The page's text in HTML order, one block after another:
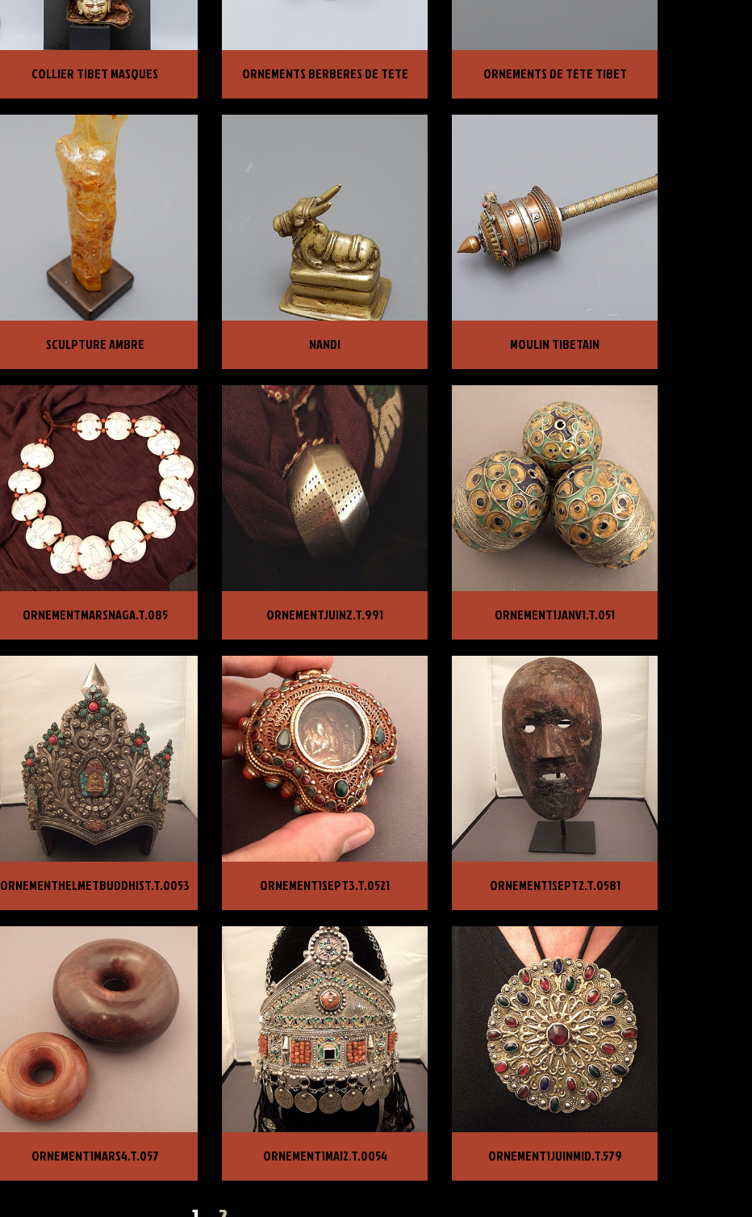
COLLIER TIBET MASQUES
PRIX :4 150,00 €
COLLIER TIBET MASQUES ORNEMENTS BERBERES DE TETE
PRIX :700,00 €
ORNEMENTS BERBERES DE TETE ORNEMENTS DE TETE TIBET
PRIX :3 950,00 €
ORNEMENTS DE TETE TIBET
SCULPTURE AMBRE
PRIX :1 520,00 €
SCULPTURE AMBRE
PRIX :415,00 €
NANDI MOULIN TIBETAIN
PRIX :450,00 €
MOULIN TIBETAIN
ORNEMENTMARSNAGA.T.085
PRIX :580,00 €
ORNEMENTMARSNAGA.T.085 ORNEMENTJUINZ.T.991
PRIX :199,00 €
ORNEMENTJUINZ.T.991 ORNEMENT1JANV1.T.051
PRIX :150,00 €
ORNEMENT1JANV1.T.051
ORNEMENTHELMETBUDDHIST.T.0053
PRIX :4 950,00 €
ORNEMENTHELMETBUDDHIST.T.0053 ORNEMENT1SEPT3.T.0521
PRIX :1 250,00 €
ORNEMENT1SEPT3.T.0521 ORNEMENT1SEPT2.T.0581
PRIX :1 850,00 €
ORNEMENT1SEPT2.T.0581
ORNEMENT1MARS4.T.057
PRIX :750,00 €
ORNEMENT1MARS4.T.057 ORNEMENT1MAI2.T.0054
PRIX :4 500,00 €
ORNEMENT1MAI2.T.0054 ORNEMENT1JUINMID.T.579
PRIX :975,00 €
ORNEMENT1JUINMID.T.579